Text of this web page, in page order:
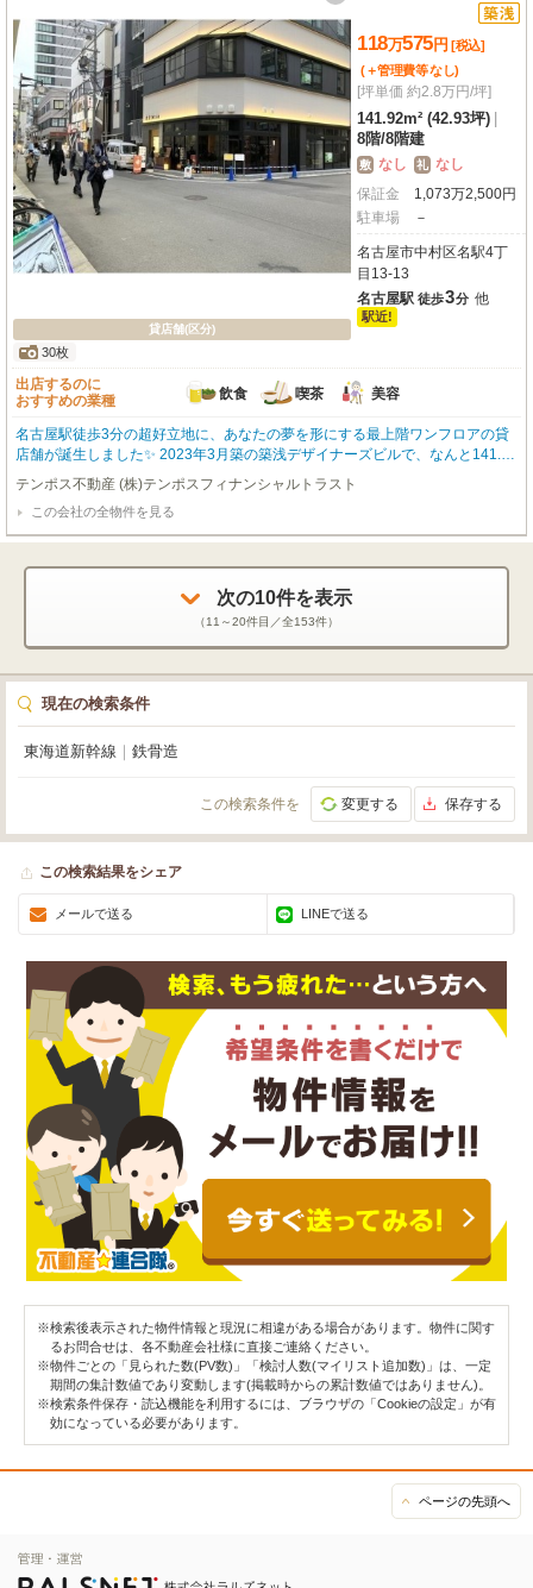
貸店舗(区分)
30枚
118万575円 [税込]
(＋管理費等なし)
[坪単価 約2.8万円/坪]
141.92m² (42.93坪)
8階/8階建
敷 なし 礼 なし
保証金
1,073万2,500円
駐車場
－
名古屋市中村区名駅4丁
目13-13
名古屋駅 徒歩3分 他
駅近!
出店するのに
おすすめの業種
飲食 喫茶 美容
名古屋駅徒歩3分の超好立地に、あなたの夢を形にする最上階ワンフロアの貸
店舗が誕生しました✨ 2023年3月築の築浅デザイナーズビルで、なんと141.92
㎡もの広々としたスケルトン空間！飲食全般（重飲食もOK！）はもちろん、
美容・健康・介護まで、あなたのこだわりを詰め込んだ「最高の器」としてご
活用いただけますよ🍽️💇‍♀️複数路線が利用できるので、お客様もスタッフさん
もアクセス楽々🚃 24時間セキュリティー完備で安心感も◎ 周辺にはコンビニ
な場所で、新しい一歩を踏み出しませんか？ぜひ一度、現地をご覧ください
ね！お待ちしております😊
テンポス不動産 (株)テンポスフィナンシャルトラスト
この会社の全物件を見る
次の10件を表示
（11～20件目／全153件）
現在の検索条件
東海道新幹線 鉄骨造
この検索条件を 変更する 保存する
この検索結果をシェア
メールで送る LINEで送る
※検索後表示された物件情報と現況に相違がある場合があります。物件に関す
るお問合せは、各不動産会社様に直接ご連絡ください。
※物件ごとの「見られた数(PV数)」「検討人数(マイリスト追加数)」は、一定
期間の集計数値であり変動します(掲載時からの累計数値ではありません)。
※検索条件保存・読込機能を利用するには、ブラウザの「Cookieの設定」が有
効になっている必要があります。
ページの先頭へ